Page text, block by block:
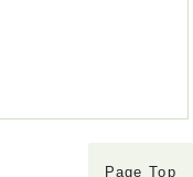
Page Top